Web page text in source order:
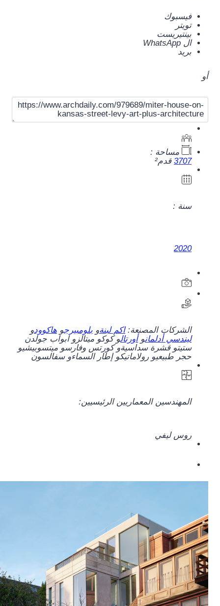
فيسبوك
تويتر
بينتيريست
ال WhatsApp
بريد
أو
مساحة :
3707 قدم²
سنة :
2020
الشركات المصنعة:اكم لبنةو بلومبيرجو هاكوودو
ليندسي أدلمانوأورتالوكوكو ميتالز وابواب جولدن
ستيتوقشرة سداسيةوكورتس وفارسو ميتسوبيشيو
حجر طبيعيو رولاماتيكوإطار السماءوسفالسون
المهندسين المعماريين الرئيسيين:
روس ليفي